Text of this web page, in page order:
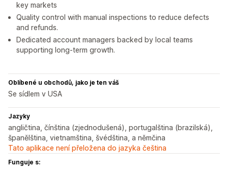
key markets
Quality control with manual inspections to reduce defects
and refunds.
Dedicated account managers backed by local teams
supporting long-term growth.
Oblíbené u obchodů, jako je ten váš
Se sídlem v USA
Jazyky
angličtina, čínština (zjednodušená), portugalština (brazilská),
španělština, vietnamština, švédština, a němčina
Tato aplikace není přeložena do jazyka čeština
Funguje s: